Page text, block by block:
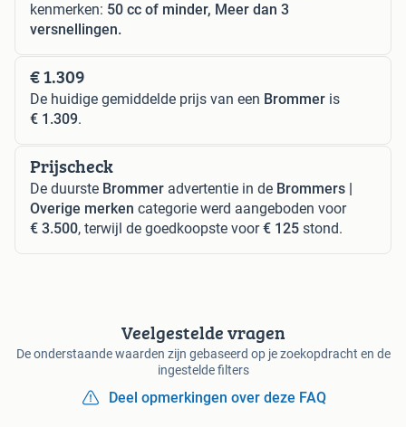
kenmerken: 50 cc of minder, Meer dan 3
versnellingen.
€ 1.309
De huidige gemiddelde prijs van een Brommer is
€ 1.309.
Prijscheck
De duurste Brommer advertentie in de Brommers |
Overige merken categorie werd aangeboden voor
€ 3.500, terwijl de goedkoopste voor€ 125 stond.
Veelgestelde vragen
De onderstaande waarden zijn gebaseerd op je zoekopdracht en de
ingestelde filters
Deel opmerkingen over deze FAQ